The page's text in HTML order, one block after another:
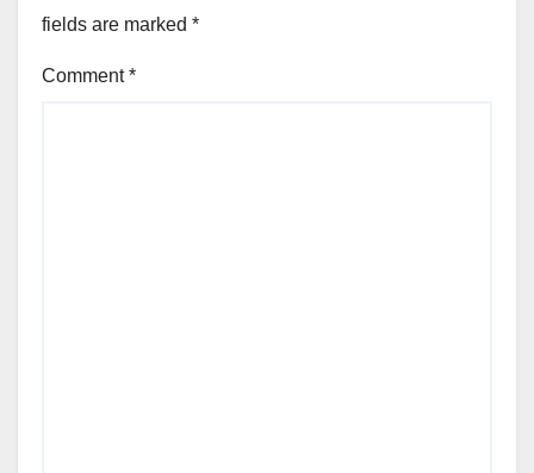
fields are marked *
Comment*